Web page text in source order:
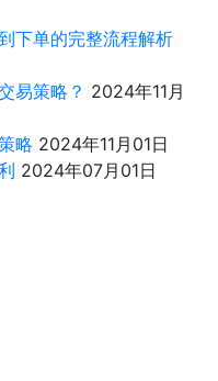
下单的完整流程解析
易策略？ 2024年11月
略 2024年11月01日
2024年07月01日